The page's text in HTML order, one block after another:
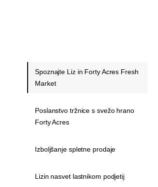
Spoznajte Liz in Forty Acres Fresh
Market
Poslanstvo tržnice s svežo hrano
Forty Acres
Izboljšanje spletne prodaje
Lizin nasvet lastnikom podjetij